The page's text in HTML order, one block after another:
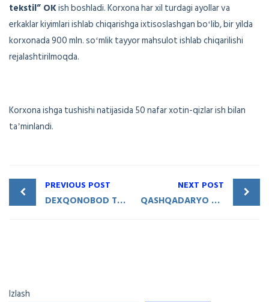
tekstil” OKish boshladi. Korxona har xil turdagi ayollar va
erkaklar kiyimlari ishlab chiqarishga ixtisoslashgan boʻlib, bir yilda
korxonada 900 mln. soʻmlik tayyor mahsulot ishlab chiqarilishi
rejalashtirilmoqda.
Korxona ishga tushishi natijasida 50 nafar xotin-qizlar ish bilan
taʼminlandi.
PREVIOUS POST
DEXQONOBOD TUMANIDA YANGI TIKUVCHILIK FABRIKASI QURILMOQDA
NEXT POST
QASHQADARYO VILOYATI — HUDUDIY TARMOQLARARO SANOAT KOʻRGAZMASIDA ISHTIROK ETING!
Izlash